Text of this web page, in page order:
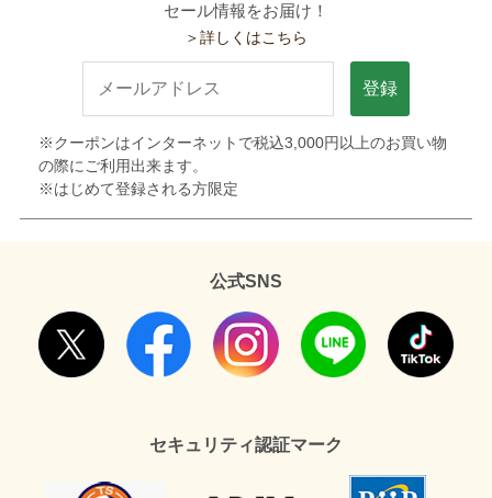
セール情報をお届け！
＞詳しくはこちら
登録
※クーポンはインターネットで税込3,000円以上のお買い物
の際にご利用出来ます。
※はじめて登録される方限定
公式SNS
セキュリティ認証マーク